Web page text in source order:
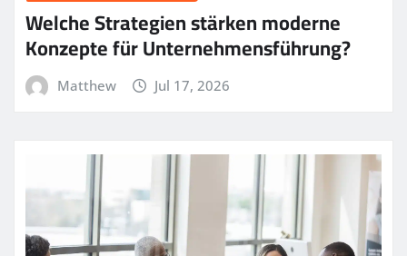
Welche Strategien stärken moderne
Konzepte für Unternehmensführung?
Matthew Jul 17, 2026